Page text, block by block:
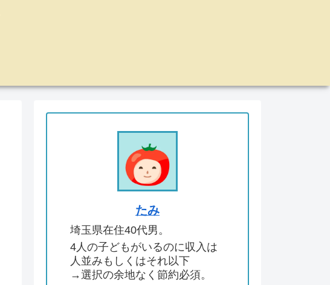
たみ
埼玉県在住40代男。
4人の子どもがいるのに収入は
人並みもしくはそれ以下
→選択の余地なく節約必須。